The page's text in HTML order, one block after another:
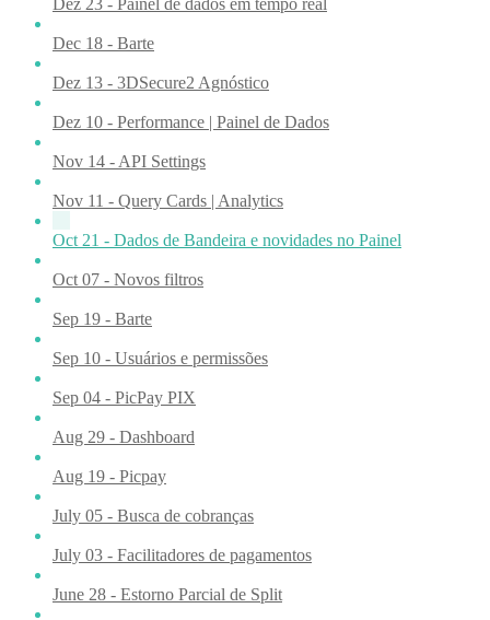
Dec 18 - Barte
Dez 13 - 3DSecure2 Agnóstico
Dez 10 - Performance | Painel de Dados
Nov 14 - API Settings
Nov 11 - Query Cards | Analytics
Oct 21 - Dados de Bandeira e novidades no Painel
Oct 07 - Novos filtros
Sep 19 - Barte
Sep 10 - Usuários e permissões
Sep 04 - PicPay PIX
Aug 29 - Dashboard
Aug 19 - Picpay
July 05 - Busca de cobranças
July 03 - Facilitadores de pagamentos
June 28 - Estorno Parcial de Split